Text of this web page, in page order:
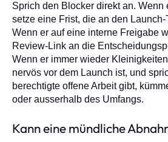
Sprich den Blocker direkt an. Wenn
setze eine Frist, die an den
Wenn er auf eine interne Freigabe
Review-Link an die
Wenn er immer wieder
nervös vor dem Launch ist, und
berechtigte offene Arbeit gibt,
oder ausserhalb des Umfangs.
Kann eine mündliche